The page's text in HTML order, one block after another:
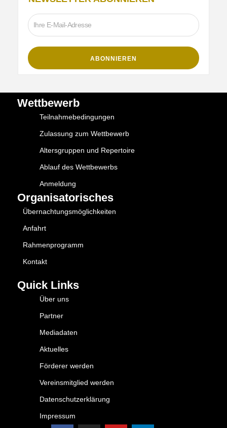
Wettbewerb
Teilnahmebedingungen
Zulassung zum Wettbewerb
Altersgruppen und Repertoire
Ablauf des Wettbewerbs
Anmeldung
Organisatorisches
Übernachtungsmöglichkeiten
Anfahrt
Rahmenprogramm
Kontakt
Quick Links
Über uns
Partner
Mediadaten
Aktuelles
Förderer werden
Vereinsmitglied werden
Datenschutzerklärung
Impressum